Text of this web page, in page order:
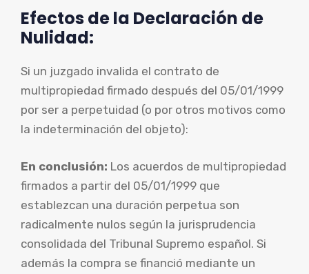
Efectos de la Declaración de
Nulidad:
Si un juzgado invalida el contrato de
multipropiedad firmado después del 05/01/1999
por ser a perpetuidad (o por otros motivos como
la indeterminación del objeto):
En conclusión: Los acuerdos de multipropiedad
firmados a partir del 05/01/1999 que
establezcan una duración perpetua son
radicalmente nulos según la jurisprudencia
consolidada del Tribunal Supremo español. Si
además la compra se financió mediante un